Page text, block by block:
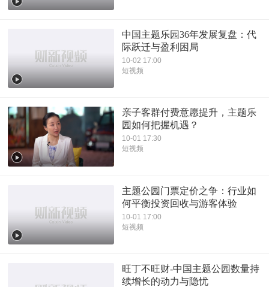
中国主题乐园36年发展复盘：代
际跃迁与盈利困局
10-02 17:00
短视频
亲子客群付费意愿提升，主题乐
园如何把握机遇？
10-01 17:30
短视频
主题公园门票定价之争：行业如
何平衡投资回收与游客体验
10-01 17:00
短视频
旺丁不旺财-中国主题公园数量持
续增长的动力与隐忧